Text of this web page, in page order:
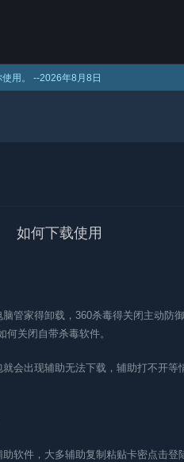
用。 --2026年8月8日
如何下载使用
管家得卸载，360杀毒得关闭主动防
关闭自带杀毒软件。
会出现辅助无法下载，辅助打不开
软件，大多辅助复制粘贴卡密点击